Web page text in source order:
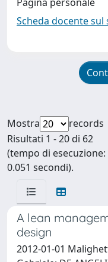
Scheda docente sul
Mostra
records
Risultati 1 - 20 di 62
(tempo di esecuzione:
0.051 secondi).
A lean
design
2012-01-01